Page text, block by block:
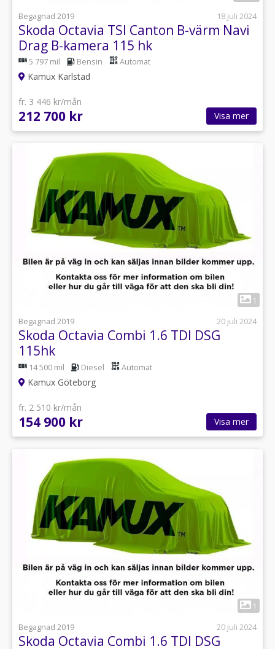
Begagnad 2019
18 juli 2024
Skoda Octavia TSI Canton B-värm Navi
Drag B-kamera 115 hk
5 797 mil Bensin Automat
Kamux Karlstad
fr. 3 446 kr/mån
212 700 kr Visa mer
1
Begagnad 2019
20 juli 2024
Skoda Octavia Combi 1.6 TDI DSG
115hk
14 500 mil Diesel Automat
Kamux Göteborg
fr. 2 510 kr/mån
154 900 kr Visa mer
1
Begagnad 2019
20 juli 2024
Skoda Octavia Combi 1.6 TDI DSG